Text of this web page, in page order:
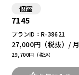
個室
7145
プランID：R-38621
27,000円 （税抜）/ 月
29,700円（税込）